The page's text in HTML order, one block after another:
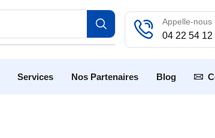
Appelle-nous
04 22 54 12
Services Nos Partenaires Blog